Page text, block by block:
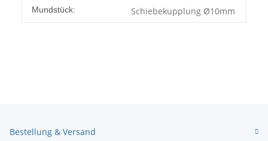
Mundstück: Schiebekupplung Ø10mm
Bestellung & Versand